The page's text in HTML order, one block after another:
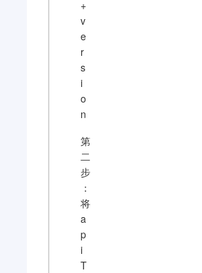
+
v
e
r
s
i
o
n
第
二
步
：
将
a
p
i
T